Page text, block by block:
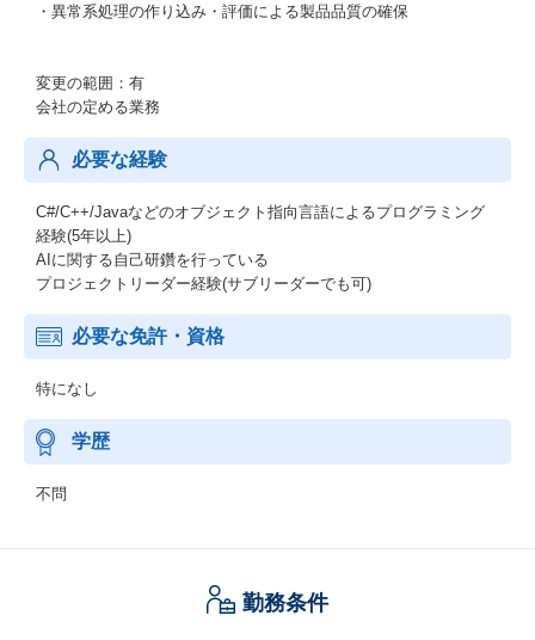
・異常系処理の作り込み・評価による製品品質の確保
変更の範囲：有
会社の定める業務
必要な経験
C#/C++/Javaなどのオブジェクト指向言語によるプログラミング
経験(5年以上)
AIに関する自己研鑽を行っている
プロジェクトリーダー経験(サブリーダーでも可)
必要な免許・資格
特になし
学歴
不問
勤務条件